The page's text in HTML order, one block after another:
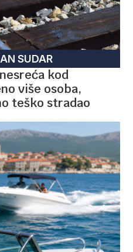
SUDAR
kod
više osoba,
teško stradao